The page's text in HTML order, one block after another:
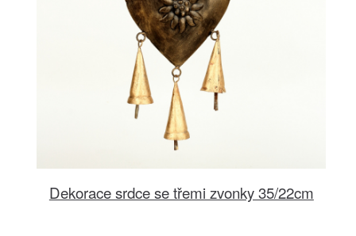
Dekorace srdce se třemi zvonky 35/22cm